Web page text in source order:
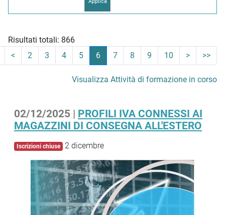
Risultati totali: 866
<
2 3 4 5 6 7 8 9 10 > >>
Visualizza Attività di formazione in corso
02/12/2025 | PROFILI IVA CONNESSI AI
MAGAZZINI DI CONSEGNA ALL'ESTERO
Iscrizioni chiuse 2 dicembre